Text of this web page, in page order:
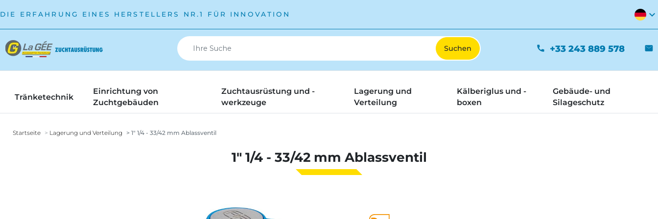
DIE ERFAHRUNG EINES HERSTELLERS NR.1 FÜR INNOVATION expand_more
phone +33 243 889 578 mail
Tränketechnik
Einrichtung von
Zuchtgebäuden
Zuchtausrüstung und -
werkzeuge
Lagerung und
Verteilung
Kälberiglus und -
boxen
Gebäude- und
Silageschutz
Startseite Lagerung und Verteilung 1" 1/4 - 33/42 mm Ablassventil
1" 1/4 - 33/42 mm Ablassventil